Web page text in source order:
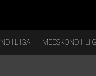
I LIIGA MEESKOND II